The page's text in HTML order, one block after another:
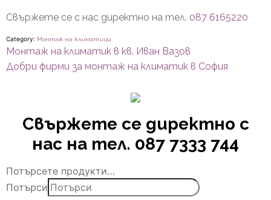
Свържете се с нас директно на тел. 087 6165220
Category: Монтаж на климатици
Навигация
Previous
post:
Монтаж на климатик в кв. Иван Вазов
Next
Добри фирми за монтаж на климатик в София
Свържете се директно с
нас на тел. 087 7333 744
Потърсете продукти…
Потърси